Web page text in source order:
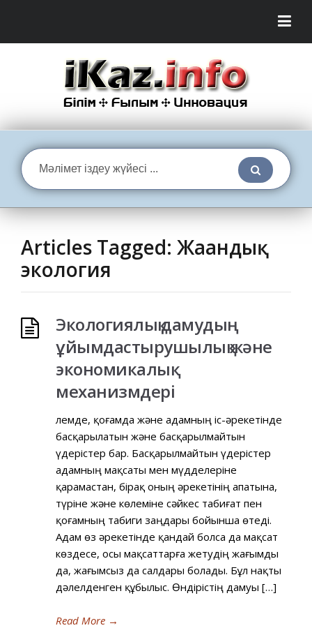
Articles Tagged: Жаһандық
экология
Экологиялық дамудың
ұйымдастырушылық және
экономикалық
механизмдері
Әлемде, қоғамда және адамның іс-әрекетінде
басқарылатын және басқарылмайтын
үдерістер бар. Басқарылмайтын үдерістер
адамның мақсаты мен мүдделеріне
қарамастан, бірақ оның әрекетінің апатына,
түріне және көлеміне сәйкес табиғат пен
қоғамның табиги заңдары бойынша өтеді.
Адам өз әрекетінде қандай болса да мақсат
көздесе, осы мақсаттарға жетудің жағымды
да, жағымсыз да салдары болады. Бұл нақты
дәлелденген құбылыс. Өндірістің дамуы […]
Read More →